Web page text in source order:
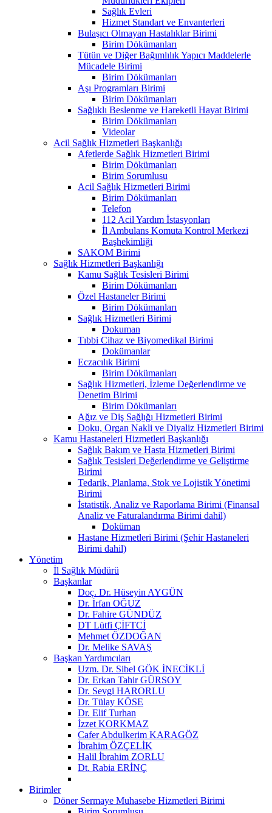
Sağlık Evleri
Hizmet Standart ve Envanterleri
Bulaşıcı Olmayan Hastalıklar Birimi
Birim Dökümanları
Tütün ve Diğer Bağımlılık Yapıcı Maddelerle
Mücadele Birimi
Birim Dökümanları
Aşı Programları Birimi
Birim Dökümanları
Sağlıklı Beslenme ve Hareketli Hayat Birimi
Birim Dökümanları
Videolar
Acil Sağlık Hizmetleri Başkanlığı
Afetlerde Sağlık Hizmetleri Birimi
Birim Dökümanları
Birim Sorumlusu
Acil Sağlık Hizmetleri Birimi
Birim Dökümanları
Telefon
112 Acil Yardım İstasyonları
İl Ambulans Komuta Kontrol Merkezi
Başhekimliği
SAKOM Birimi
Sağlık Hizmetleri Başkanlığı
Kamu Sağlık Tesisleri Birimi
Birim Dökümanları
Özel Hastaneler Birimi
Birim Dökümanları
Sağlık Hizmetleri Birimi
Dokuman
Tıbbi Cihaz ve Biyomedikal Birimi
Dokümanlar
Eczacılık Birimi
Birim Dökümanları
Sağlık Hizmetleri, İzleme Değerlendirme ve
Denetim Birimi
Birim Dökümanları
Ağız ve Diş Sağlığı Hizmetleri Birimi
Doku, Organ Nakli ve Diyaliz Hizmetleri Birimi
Kamu Hastaneleri Hizmetleri Başkanlığı
Sağlık Bakım ve Hasta Hizmetleri Birimi
Sağlık Tesisleri Değerlendirme ve Geliştirme
Birimi
Tedarik, Planlama, Stok ve Lojistik Yönetimi
Birimi
İstatistik, Analiz ve Raporlama Birimi (Finansal
Analiz ve Faturalandırma Birimi dahil)
Doküman
Hastane Hizmetleri Birimi (Şehir Hastaneleri
Birimi dahil)
Yönetim
İl Sağlık Müdürü
Başkanlar
Doç. Dr. Hüseyin AYGÜN
Dr. İrfan OĞUZ
Dr. Fahire GÜNDÜZ
DT Lütfi ÇİFTCİ
Mehmet ÖZDOĞAN
Dr. Melike SAVAŞ
Başkan Yardımcıları
Uzm. Dr. Sibel GÖK İNECİKLİ
Dr. Erkan Tahir GÜRSOY
Dr. Sevgi HARORLU
Dr. Tülay KÖSE
Dr. Elif Turhan
İzzet KORKMAZ
Cafer Abdulkerim KARAGÖZ
İbrahim ÖZÇELİK
Halil İbrahim ZORLU
Dt. Rabia ERİNÇ
Birimler
Döner Sermaye Muhasebe Hizmetleri Birimi